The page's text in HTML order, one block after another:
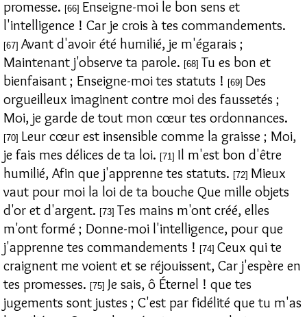
promesse. [66] Enseigne-moi le bon sens et
l'intelligence ! Car je crois à tes commandements.
[67] Avant d'avoir été humilié, je m'égarais ;
Maintenant j'observe ta parole. [68] Tu es bon et
bienfaisant ; Enseigne-moi tes statuts ! [69] Des
orgueilleux imaginent contre moi des faussetés ;
Moi, je garde de tout mon cœur tes ordonnances.
[70] Leur cœur est insensible comme la graisse ; Moi,
je fais mes délices de ta loi. [71] Il m'est bon d'être
humilié, Afin que j'apprenne tes statuts. [72] Mieux
vaut pour moi la loi de ta bouche Que mille objets
d'or et d'argent. [73] Tes mains m'ont créé, elles
m'ont formé ; Donne-moi l'intelligence, pour que
j'apprenne tes commandements ! [74] Ceux qui te
craignent me voient et se réjouissent, Car j'espère en
tes promesses. [75] Je sais, ô Éternel ! que tes
jugements sont justes ; C'est par fidélité que tu m'as